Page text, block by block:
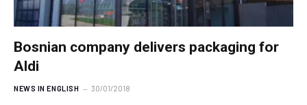
Bosnian company delivers packaging for
Aldi
NEWS IN ENGLISH 30/01/2018